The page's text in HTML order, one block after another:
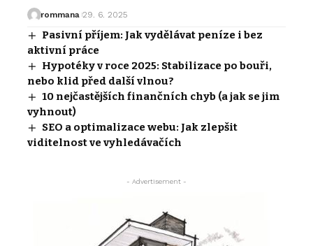
rommana 29. 6. 2025
Pasivní příjem: Jak vydělávat peníze i bez
aktivní práce
Hypotéky v roce 2025: Stabilizace po bouři,
nebo klid před další vlnou?
10 nejčastějších finančních chyb (a jak se jim
vyhnout)
SEO a optimalizace webu: Jak zlepšit
viditelnost ve vyhledávačích
- Advertisement -